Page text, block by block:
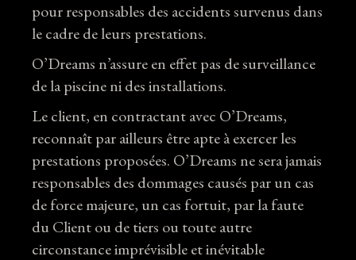
pour responsables des accidents survenus dans
le cadre de leurs prestations.
O’Dreams n’assure en effet pas de surveillance
de la piscine ni des installations.
Le client, en contractant avec O’Dreams,
reconnaît par ailleurs être apte à exercer les
prestations proposées. O’Dreams ne sera jamais
responsables des dommages causés par un cas
de force majeure, un cas fortuit, par la faute
du Client ou de tiers ou toute autre
circonstance imprévisible et inévitable